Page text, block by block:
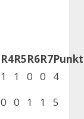
R4R5R6R7
1 1 0 0
4
0 0 1 1
5